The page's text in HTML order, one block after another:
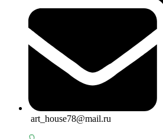
art_house78@mail.ru